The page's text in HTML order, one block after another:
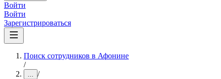
Войти
Войти
Зарегистрироваться
Поиск сотрудников в Афонине
/
... /